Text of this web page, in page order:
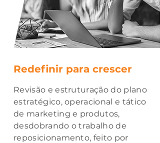
Redefinir para crescer
Revisão e estruturação do plano
estratégico, operacional e tático
de marketing e produtos,
desdobrando o trabalho de
reposicionamento, feito por